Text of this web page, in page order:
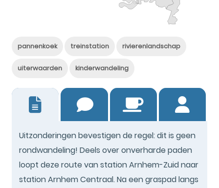
pannenkoek treinstation rivierenlandschap
uiterwaarden kinderwandeling
Uitzonderingen bevestigen de regel: dit is geen
rondwandeling! Deels over onverharde paden
loopt deze route van station Arnhem-Zuid naar
station Arnhem Centraal. Na een graspad langs